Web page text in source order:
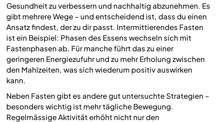
Gesundheit zu verbessern und nachhaltig abzunehmen. Es
gibt mehrere Wege – und entscheidend ist, dass du einen
Ansatz findest, der zu dir passt. Intermittierendes Fasten
ist ein Beispiel: Phasen des Essens wechseln sich mit
Fastenphasen ab. Für manche führt das zu einer
geringeren Energiezufuhr und zu mehr Erholung zwischen
den Mahlzeiten, was sich wiederum positiv auswirken
kann.
Neben Fasten gibt es andere gut untersuchte Strategien –
besonders wichtig ist mehr tägliche Bewegung.
Regelmässige Aktivität erhöht nicht nur den